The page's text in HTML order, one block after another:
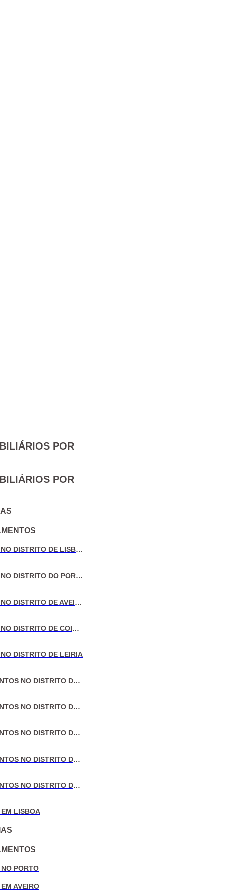
POR
POR
VENDA DE MORADIAS NO DISTRITO DE LISBOA
VENDA DE MORADIAS NO DISTRITO DO PORTO
VENDA DE MORADIAS NO DISTRITO DE AVEIRO
VENDA DE MORADIAS NO DISTRITO DE COIMBRA
DISTRITO DE LEIRIA
VENDA DE APARTAMENTOS NO DISTRITO DE LISBOA
VENDA DE APARTAMENTOS NO DISTRITO DO PORTO
VENDA DE APARTAMENTOS NO DISTRITO DE AVEIRO
VENDA DE APARTAMENTOS NO DISTRITO DE COIMBRA
VENDA DE APARTAMENTOS NO DISTRITO DE LEIRIA
LISBOA
PORTO
AVEIRO